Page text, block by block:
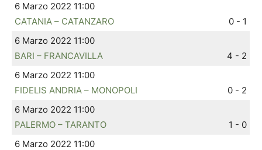
6 Marzo 2022 11:00
CATANIA – CATANZARO
0 - 1
6 Marzo 2022 11:00
BARI – FRANCAVILLA
4 - 2
6 Marzo 2022 11:00
FIDELIS ANDRIA – MONOPOLI
0 - 2
6 Marzo 2022 11:00
PALERMO – TARANTO
1 - 0
6 Marzo 2022 11:00